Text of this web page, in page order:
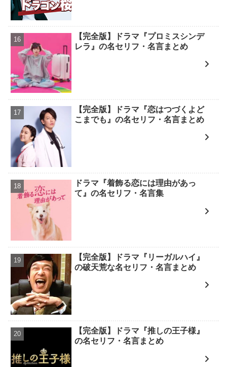
【完全版】ドラマ『プロミスシンデ
レラ』の名セリフ・名言まとめ
【完全版】ドラマ『恋はつづくよど
こまでも』の名セリフ・名言まとめ
ドラマ『着飾る恋には理由があっ
て』の名セリフ・名言集
【完全版】ドラマ『リーガルハイ』
の破天荒な名セリフ・名言まとめ
【完全版】ドラマ『推しの王子様』
の名セリフ・名言まとめ